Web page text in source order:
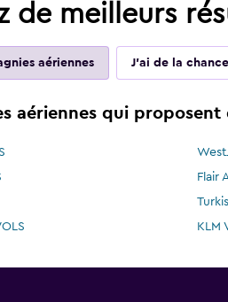
de meilleurs
aériennes J'ai de la chance
aériennes qui proposent
Flair
KLM